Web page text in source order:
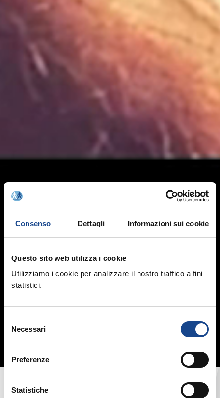
Consenso Dettagli Informazioni sui cookie
Questo sito web utilizza i cookie
Utilizziamo i cookie per analizzare il nostro traffico a fini
statistici.
delNecessari
Preferenze
Statistiche